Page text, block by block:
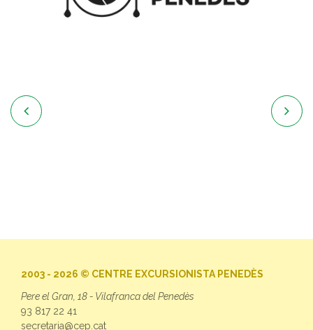
 
2003 - 2026 © CENTRE EXCURSIONISTA PENEDÈS
Pere el Gran, 18 - Vilafranca del Penedès
93 817 22 41
secretaria@cep.cat